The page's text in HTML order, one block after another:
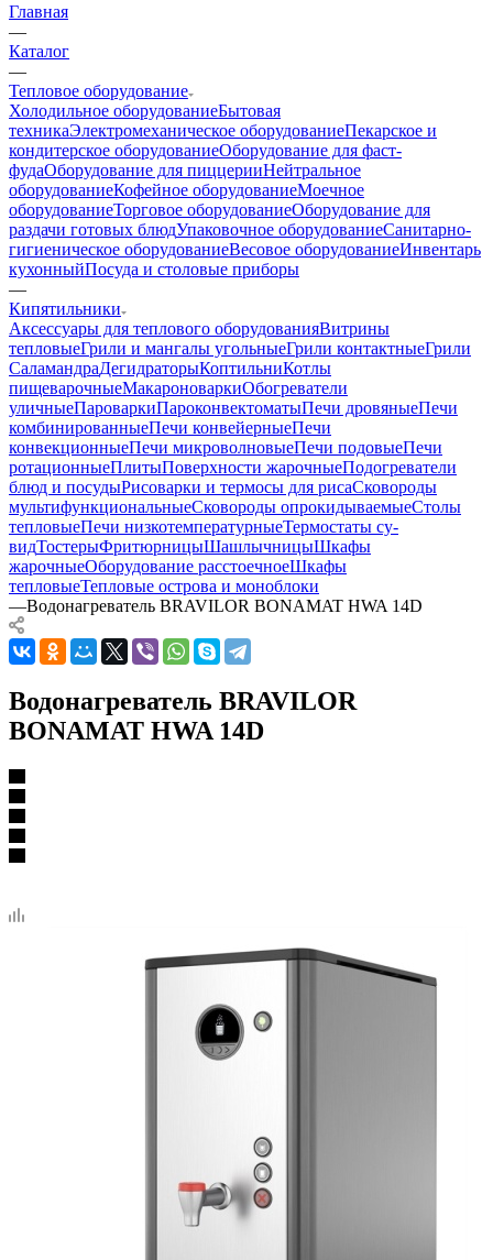
Главная
—
Каталог
—
Тепловое оборудование
Холодильное оборудованиеБытовая
техникаЭлектромеханическое оборудованиеПекарское и
кондитерское оборудованиеОборудование для фаст-
фудаОборудование для пиццерииНейтральное
оборудованиеКофейное оборудованиеМоечное
оборудованиеТорговое оборудованиеОборудование для
раздачи готовых блюдУпаковочное оборудованиеСанитарно-
гигиеническое оборудованиеВесовое оборудованиеИнвентарь
кухонныйПосуда и столовые приборы
—
Кипятильники
Аксессуары для теплового оборудованияВитрины
тепловыеГрили и мангалы угольныеГрили контактныеГрили
СаламандраДегидраторыКоптильниКотлы
пищеварочныеМакароноваркиОбогреватели
уличныеПароваркиПароконвектоматыПечи дровяныеПечи
комбинированныеПечи конвейерныеПечи
конвекционныеПечи микроволновыеПечи подовыеПечи
ротационныеПлитыПоверхности жарочныеПодогреватели
блюд и посудыРисоварки и термосы для рисаСковороды
мультифункциональныеСковороды опрокидываемыеСтолы
тепловыеПечи низкотемпературныеТермостаты су-
видТостерыФритюрницыШашлычницыШкафы
жарочныеОборудование расстоечноеШкафы
тепловыеТепловые острова и моноблоки
—Водонагреватель BRAVILOR BONAMAT HWA 14D
Водонагреватель BRAVILOR
BONAMAT HWA 14D